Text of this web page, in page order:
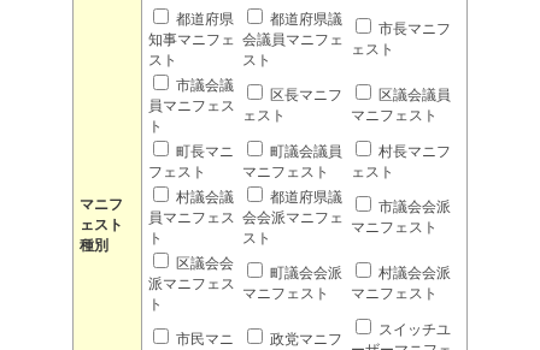
マニフ
ェスト
種別
都道府県
知事マニフェ
スト
都道府県議
会議員マニフェ
スト
市長マニフ
ェスト
市議会議
員マニフェス
ト
区長マニフ
ェスト
区議会議員
マニフェスト
町長マニ
フェスト
町議会議員
マニフェスト
村長マニフ
ェスト
村議会議
員マニフェス
ト
都道府県議
会会派マニフェ
スト
市議会会派
マニフェスト
区議会会
派マニフェス
ト
町議会会派
マニフェスト
村議会会派
マニフェスト
市民マニ
政党マニフ
スイッチユ